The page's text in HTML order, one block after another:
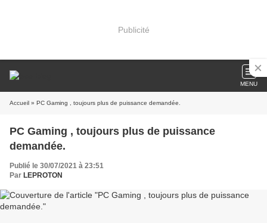
Publicité
MENU
Accueil » PC Gaming , toujours plus de puissance demandée.
PC Gaming , toujours plus de puissance
demandée.
Publié le 30/07/2021 à 23:51
Par LEPROTON